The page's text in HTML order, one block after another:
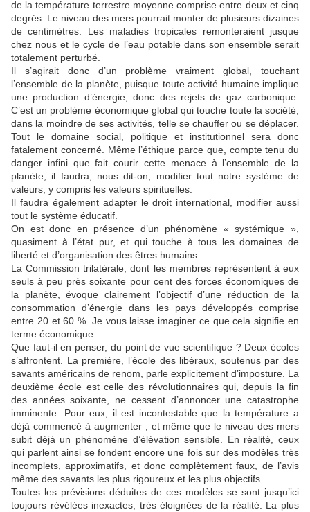
de la température terrestre moyenne comprise entre deux et cinq
degrés. Le niveau des mers pourrait monter de plusieurs dizaines
de centimètres. Les maladies tropicales remonteraient jusque
chez nous et le cycle de l’eau potable dans son ensemble serait
totalement perturbé.
Il s’agirait donc d’un problème vraiment global, touchant
l’ensemble de la planète, puisque toute activité humaine implique
une production d’énergie, donc des rejets de gaz carbonique.
C’est un problème économique global qui touche toute la société,
dans la moindre de ses activités, telle se chauffer ou se déplacer.
Tout le domaine social, politique et institutionnel sera donc
fatalement concerné. Même l’éthique parce que, compte tenu du
danger infini que fait courir cette menace à l’ensemble de la
planète, il faudra, nous dit-on, modifier tout notre système de
valeurs, y compris les valeurs spirituelles.
Il faudra également adapter le droit international, modifier aussi
tout le système éducatif.
On est donc en présence d’un phénomène « systémique »,
quasiment à l’état pur, et qui touche à tous les domaines de
liberté et d’organisation des êtres humains.
La Commission trilatérale, dont les membres représentent à eux
seuls à peu près soixante pour cent des forces économiques de
la planète, évoque clairement l’objectif d’une réduction de la
consommation d’énergie dans les pays développés comprise
entre 20 et 60 %. Je vous laisse imaginer ce que cela signifie en
terme économique.
Que faut-il en penser, du point de vue scientifique ? Deux écoles
s’affrontent. La première, l’école des libéraux, soutenus par des
savants américains de renom, parle explicitement d’imposture. La
deuxième école est celle des révolutionnaires qui, depuis la fin
des années soixante, ne cessent d’annoncer une catastrophe
imminente. Pour eux, il est incontestable que la température a
déjà commencé à augmenter ; et même que le niveau des mers
subit déjà un phénomène d’élévation sensible. En réalité, ceux
qui parlent ainsi se fondent encore une fois sur des modèles très
incomplets, approximatifs, et donc complètement faux, de l’avis
même des savants les plus rigoureux et les plus objectifs.
Toutes les prévisions déduites de ces modèles se sont jusqu’ici
toujours révélées inexactes, très éloignées de la réalité. La plus